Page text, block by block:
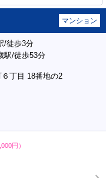
マンション
/徒歩3分
駅/徒歩53分
丁目 18番地の2
円）